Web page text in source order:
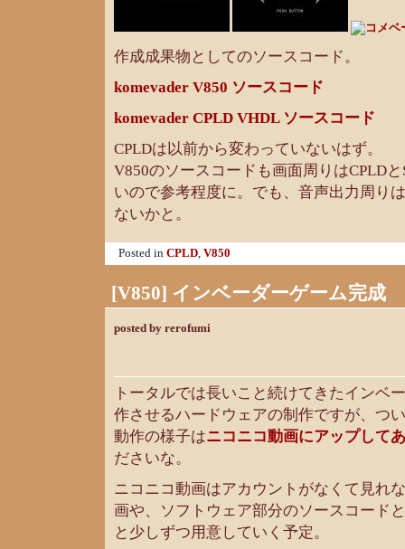
作成成果物としてのソースコード。
komevader V850 ソースコード
komevader CPLD VHDL ソースコード
CPLDは以前から変わっていないはず。
V850のソースコードも画面周りはCPLD
いので参考程度に。でも、音声出力周り
ないかと。
Posted in CPLD, V850
[V850] インベーダーゲーム完成
posted by rerofumi
トータルでは長いこと続けてきたインベ
作させるハードウェアの制作ですが、つ
動作の様子はニコニコ動画にアップして
ださいな。
ニコニコ動画はアカウントがなくて見れ
画や、ソフトウェア部分のソースコード
と少しずつ用意していく予定。